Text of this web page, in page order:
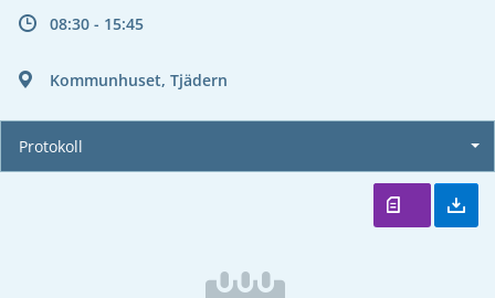
08:30 - 15:45
Kommunhuset, Tjädern
Protokoll